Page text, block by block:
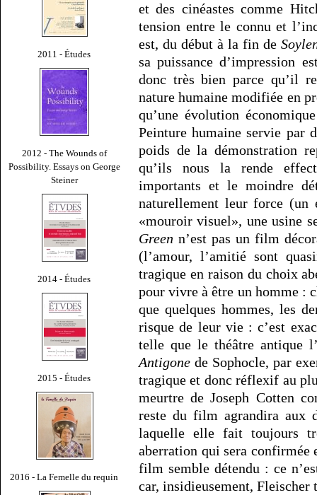
2011 - Études
2012 - The Wounds of
Possibility. Essays on George
Steiner
2014 - Études
2015 - Études
2016 - La Femelle du requin
et des cinéastes comme
tension entre le connu et
est, du début à la fin de
sa puissance d’impression
donc très bien parce qu’il
nature humaine modifiée en
qu’une évolution
Peinture humaine servie par
poids de la démonstration
qu’ils nous la rende
importants et le moindre
naturellement leur force (un
«mouroir visuel», une usine
Green n’est pas un film
(l’amour, l’amitié sont
tragique en raison du choix
pour vivre à être un homme :
que quelques hommes, les
risque de leur vie : c’est
telle que le théâtre antique
Antigone de Sophocle, par
tragique et donc réflexif au
meurtre de Joseph Cotten
reste du film agrandira aux
laquelle elle fait toujours
aberration qui sera confirmée
film semble détendu : ce
car, insidieusement, Fleischer